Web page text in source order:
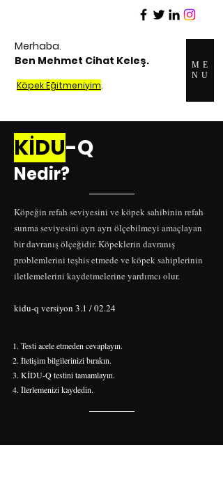
Merhaba.
Ben Mehmet Cihat Keleş.
Köpek Eğitmeniyim.
ME
NU
KİDU-Q
Nedir?
Köpeğin refah seviyesini ve köpek sahibinin refah
sunma seviyesini ayrı ayrı ölçebilmeyi amaçlayan
bir davranış ölçeğidir. Köpeklerin davranış
problemlerini teşhis etmede ve köpek sahiplerinin
iletlemelerini kaydetmelerine yardımcı olur.
kidu-q versiyon 3.1 / 02.24
Testi acele etmeden cevaplayın.
İletişim bilgilerinizi bırakın.
KİDU-Q testini tamamlayın.
İlerlemenizi kaydedin.